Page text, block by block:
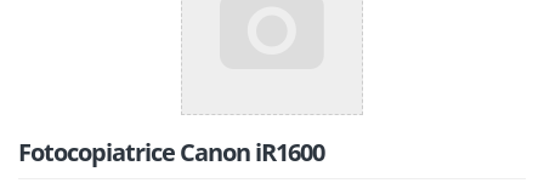
Fotocopiatrice Canon iR1600